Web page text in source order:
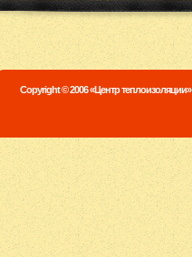
Copyright © 2006 «Центр теплоизоляции»